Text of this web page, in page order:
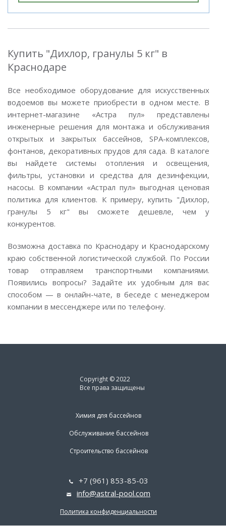
Купить "Дихлор, гранулы 5 кг" в
Краснодаре
Все необходимое оборудование для искусственных
водоемов вы можете приобрести в одном месте. В
интернет-магазине «Астра пул» представлены
инженерные решения для монтажа и обслуживания
открытых и закрытых бассейнов, SPA-комплексов,
фонтанов, декоративных прудов для сада. В каталоге
вы найдете системы отопления и освещения,
фильтры, установки и средства для дезинфекции,
насосы. В компании «Астрал пул» выгодная ценовая
политика для клиентов. К примеру, купить "Дихлор,
гранулы 5 кг" вы сможете дешевле, чем у
конкурентов.
Возможна доставка по Краснодару и Краснодарскому
краю собственной логистической службой. По России
товар отправляем транспортными компаниями.
Появились вопросы? Задайте их удобным для вас
способом — в онлайн-чате, в беседе с менеджером
компании в мессенджере или по телефону.
Copyright © 2022
Все права защищены
Химия для бассейнов
Обслуживание бассейнов
Строительство бассейнов
+7 (961) 853-85-03
info@astral-pool.com
Политика конфиденциальности